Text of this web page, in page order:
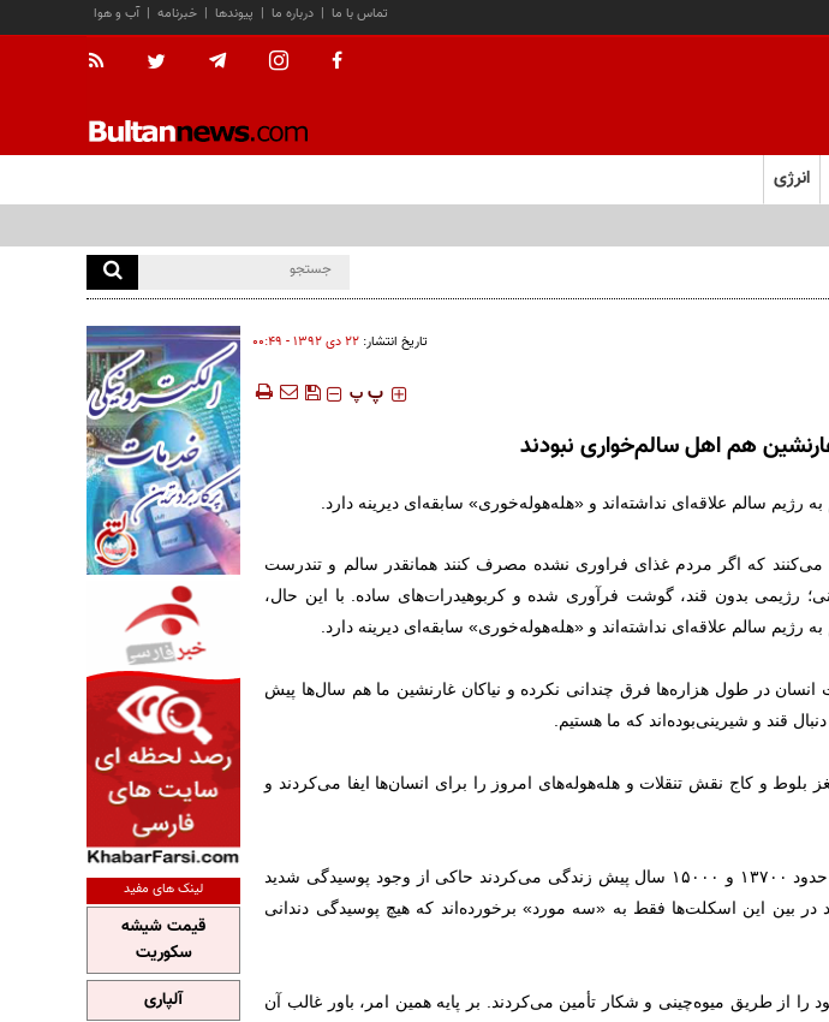
آب و هوا | خبرنامه | پیوندها | درباره ما | تماس با ما
انرژی
تاریخ انتشار: ۲۲ دی ۱۳۹۲ - ۰۰:۴۹
‍‍‍ پ پ
هم اهل سالم‌خواری نبودند
سالم علاقه‌ای نداشته‌اند و «هله‌هوله‌خوری» سابقه‌ای دیرینه دارد.
می‌کنند که اگر مردم غذای فراوری نشده مصرف کنند همانقدر سالم و تندرست
رژیمی بدون قند، گوشت فرآوری شده و کربوهیدرات‌های ساده. با این حال،
سالم علاقه‌ای نداشته‌اند و «هله‌هوله‌خوری» سابقه‌ای دیرینه دارد.
در طول هزاره‌ها فرق چندانی نکرده و نیاکان غارنشین ما هم سال‌ها پیش
قند و شیرینی‌بوده‌اند که ما هستیم.
بلوط و کاج نقش تنقلات و هله‌هوله‌های امروز را برای انسان‌ها ایفا می‌کردند و
بر این اساس، بررسی بقایای اسکلت ۵۲ انسان که حدود ۱۳۷۰۰ و ۱۵۰۰۰ سال پیش زندگی می‌کردند حاکی از وجود پوسیدگی شدید
در بین این اسکلت‌ها فقط به «سه مورد» برخورده‌اند که هیچ پوسیدگی دندانی
از طریق میوه‌چینی و شکار تأمین می‌کردند. بر پایه همین امر، باور غالب آن
لینک های مفید
قیمت شیشه
سکوریت
آلپاری